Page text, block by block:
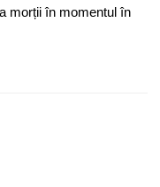
morții în momentul în